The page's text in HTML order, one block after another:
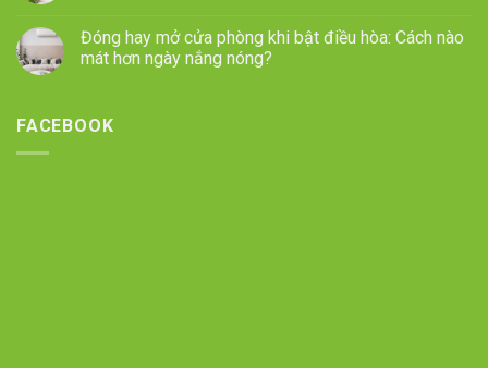
Đóng hay mở cửa phòng khi bật điều hòa: Cách nào
mát hơn ngày nắng nóng?
FACEBOOK